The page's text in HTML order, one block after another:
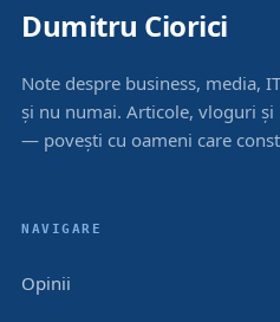
Dumitru Ciorici
Note despre business, media,
și nu numai. Articole, vloguri și
— povești cu oameni care
NAVIGARE
Opinii